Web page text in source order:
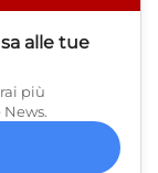
alle tue
più